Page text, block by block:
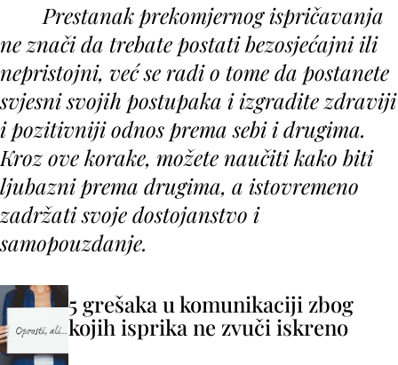
Prestanak prekomjernog ispričavanja
ne znači da trebate postati bezosjećajni ili
nepristojni, već se radi o tome da postanete
svjesni svojih postupaka i izgraditezdraviji
i pozitivniji odnos prema sebii drugima.
Kroz ove korake, možete naučiti kako biti
ljubazni prema drugima, a istovremeno
zadržati svoje dostojanstvo i
samopouzdanje.
5 grešaka u komunikaciji zbog
kojih isprika ne zvuči iskreno